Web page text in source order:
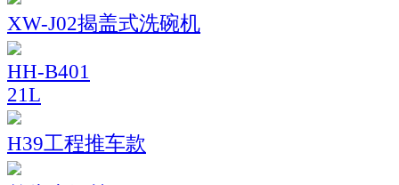
XW-J02揭盖式洗碗机
HH-B401
21L
H39工程推车款